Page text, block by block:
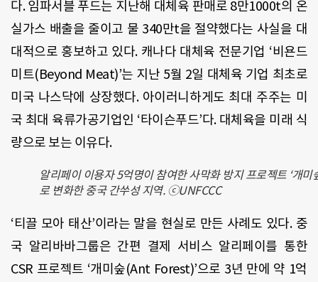
다. 임파서블 푸드는 지난해 대체육 판매로 8만1000t의 온
실가스 배출을 줄이고 물 340만t을 절약했다는 사실을 대
대적으로 홍보하고 있다. 캐나다 대체육 전문기업 ‘비욘드
미트(Beyond Meat)’는 지난 5월 2일 대체육 기업 최초로
미국 나스닥에 상장했다. 아이러니하게도 최대 주주는 미
국 최대 육류가공기업인 ‘타이슨푸드’다. 대체육을 미래 식
량으로 보는 이유다.
알리페이 이용자 5억명이 참여한 사막화 방지 프로젝트 ‘개미
로 변화한 중국 간쑤성 지역. ⓒUNFCCC
‘티끌 모아 태산’이라는 말을 현실로 만든 사례도 있다. 중
국 알리바바그룹은 간편 결제 서비스 알리페이를 통한
CSR 프로젝트 ‘개미숲(Ant Forest)’으로 3년 만에 약 1억